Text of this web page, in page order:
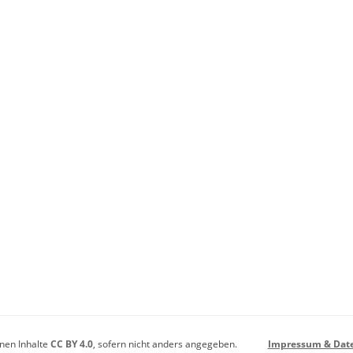
Inhalte CC BY 4.0, sofern nicht anders angegeben. Impressum &